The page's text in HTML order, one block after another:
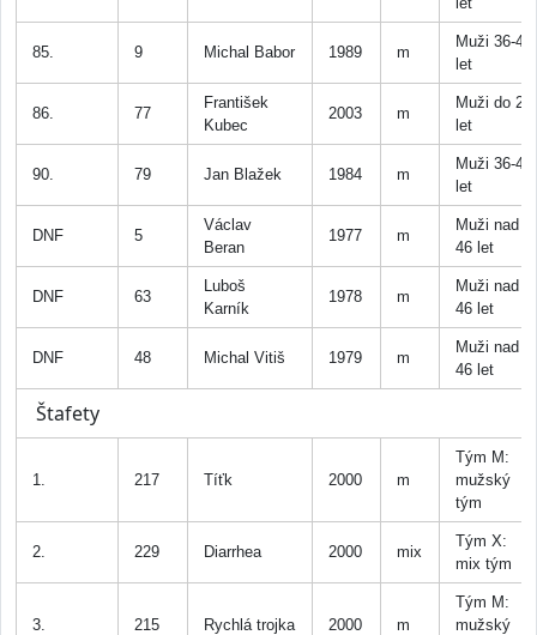
85. 9 Michal Babor 1989 m
Muži 36-45
let
86. 77
František
Kubec
2003 m
Muži do 25
let
90. 79 Jan Blažek 1984 m
Muži 36-45
let
DNF 5
Václav
Beran
1977 m
Muži nad
46 let
DNF 63
Luboš
Karník
1978 m
Muži nad
46 let
DNF 48 Michal Vitiš 1979 m
Muži nad
46 let
Štafety
1. 217 Tíťk 2000 m
Tým M:
mužský
tým
2. 229 Diarrhea 2000 mix
Tým X:
mix tým
3. 215 Rychlá trojka 2000 m
Tým M:
mužský